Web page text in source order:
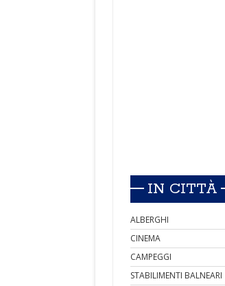
IN CITTÀ
ALBERGHI
CINEMA
CAMPEGGI
STABILIMENTI BALNEARI